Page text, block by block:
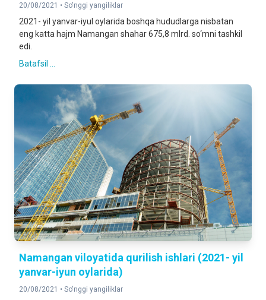
20/08/2021 • So'nggi yangiliklar
2021- yil yanvar-iyul oylarida boshqa hududlarga nisbatan
eng katta hajm Namangan shahar 675,8 mlrd. so‘mni tashkil
edi.
Batafsil ...
Namangan viloyatida qurilish ishlari (2021- yil
yanvar-iyun oylarida)
20/08/2021 • So'nggi yangiliklar